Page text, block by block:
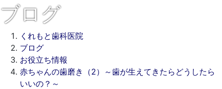
ブログ
くれもと歯科医院
ブログ
お役立ち情報
赤ちゃんの歯磨き（2）～歯が生えてきたらどうしたら
いいの？～